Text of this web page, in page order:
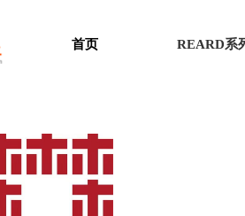
首页 REARD系